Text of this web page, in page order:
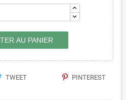
AU PANIER
TWEET PINTEREST